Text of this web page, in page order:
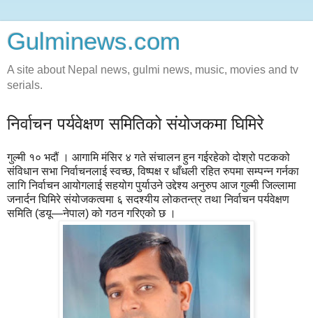
Gulminews.com
A site about Nepal news, gulmi news, music, movies and tv
serials.
निर्वाचन पर्यवेक्षण समितिको संयोजकमा घिमिरे
गुल्मी १० भदौं । आगामि मंसिर ४ गते संचालन हुन गईरहेको दोश्रो पटकको
संविधान सभा निर्वाचनलाई स्वच्छ, विष्पक्ष र धाँधली रहित रुपमा सम्पन्न गर्नका
लागि निर्वाचन आयोगलाई सहयोग पुर्याउने उद्देश्य अनुरुप आज गुल्मी जिल्लामा
जनार्दन घिमिरे संयोजकत्वमा ६ सदश्यीय लोकतन्त्र तथा निर्वाचन पर्यवेक्षण
समिति (डयू—नेपाल) को गठन गरिएको छ ।